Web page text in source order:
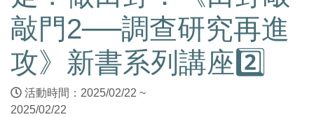
敲門2──調查研究再進
攻》新書系列講座2️⃣
活動時間：2025/02/22 ~
2025/02/22